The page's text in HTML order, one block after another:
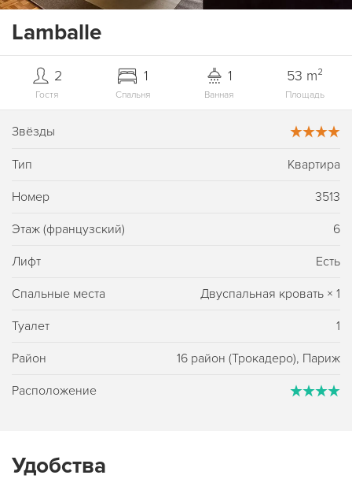
Lamballe
Гостя
2
Спальня
1
Ванная
1
Площадь
53 m²
Звёзды
Тип Квартира
Номер 3513
Этаж (французский) 6
Лифт Есть
Спальные места Двуспальная кровать × 1
Туалет 1
Район 16 район (Трокадеро), Париж
Расположение
Удобства